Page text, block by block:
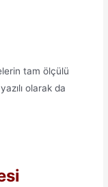
tam ölçülü
olarak da